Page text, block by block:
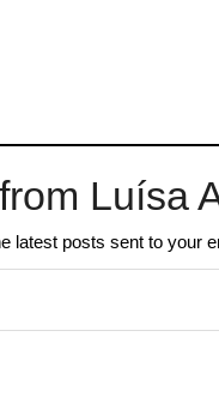
Luísa
latest posts sent to your